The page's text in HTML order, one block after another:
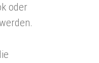
oder
werden.